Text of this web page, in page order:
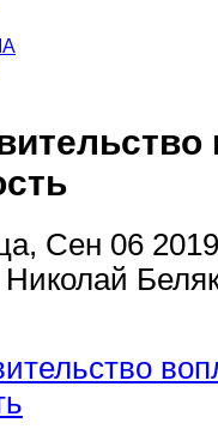
Сен 06 2019